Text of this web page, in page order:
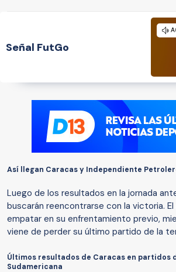
Señal FutGo
Así llegan Caracas y Independiente
Luego de los resultados en la jornada
buscarán reencontrarse con la victoria.
empatar en su enfrentamiento previo,
viene de perder su último partido de la
Últimos resultados de Caracas en partidos
Sudamericana